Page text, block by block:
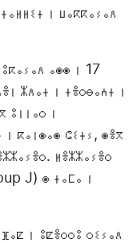
ⵏ ⵡⴰⴽⴽⴰⵢⴰⴷ
ⴰⵙⵙ ⵏ 17
ⵣⴷⴰⵜ ⵏ ⵜⴻⵔⴱⴰⵄⵜ ⵏ
ⵓⵏⵏⴰⵔ ⵏ
ⵏ ⴽⴰⵏⵙⴰⵙ ⵛⵉⵜⵢ, ⵙⴻⴳ
ⵍⴻⵣⵣⴰⵢⴻⵔ
J) ⵙ ⵜⴰⵎⴰ ⵏ
ⵏ ⵓⵇⴻⵔⵔⵓ ⵔⵉⵢⴰⴷ